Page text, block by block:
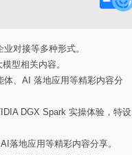
对接等多种形式。
型相关内容。
体、AI 落地应用等精彩内容分
DGX Spark 实操体验，特设
落地应用等精彩内容分享。